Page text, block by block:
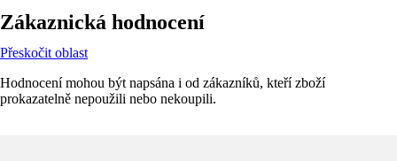
Zákaznická hodnocení
Přeskočit oblast
Hodnocení mohou být napsána i od zákazníků, kteří zboží
prokazatelně nepoužili nebo nekoupili.